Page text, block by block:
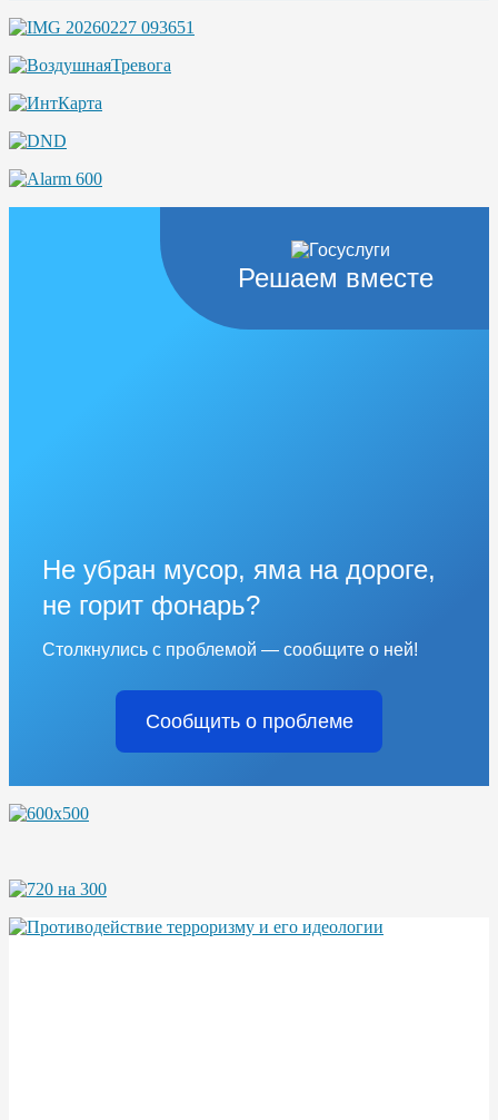
Решаем вместе
Не убран мусор, яма на дороге,
не горит фонарь?
Столкнулись с проблемой — сообщите о ней!
Сообщить о проблеме